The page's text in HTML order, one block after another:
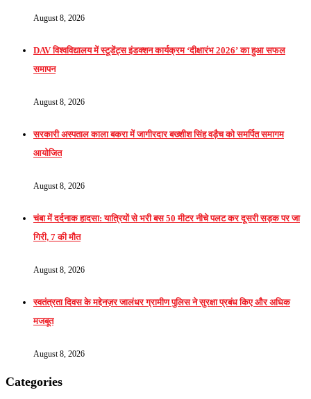
August 8, 2026
DAV विश्वविद्यालय में स्टूडेंट्स इंडक्शन कार्यक्रम ‘दीक्षारंभ 2026’ का हुआ सफल
समापन
August 8, 2026
सरकारी अस्पताल काला बकरा में जागीरदार बख्शीश सिंह वड़ैच को समर्पित समागम
आयोजित
August 8, 2026
चंबा में दर्दनाक हादसा: यात्रियों से भरी बस 50 मीटर नीचे पलट कर दूसरी सड़क पर जा
गिरी, 7 की मौत
August 8, 2026
स्वतंत्रता दिवस के मद्देनज़र जालंधर ग्रामीण पुलिस ने सुरक्षा प्रबंध किए और अधिक
मजबूत
August 8, 2026
Categories